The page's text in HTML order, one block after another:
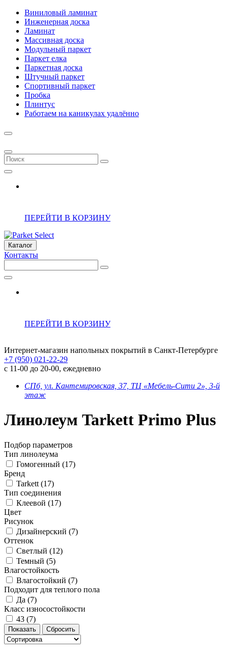
Виниловый ламинат
Инженерная доска
Ламинат
Массивная доска
Модульный паркет
Паркет елка
Паркетная доска
Штучный паркет
Спортивный паркет
Пробка
Плинтус
Работаем на каникулах удалённо
ПЕРЕЙТИ В КОРЗИНУ
Каталог
Контакты
ПЕРЕЙТИ В КОРЗИНУ
Интернет-магазин напольных покрытий в Санкт-Петербурге
+7 (950) 021-22-29
с 11-00 до 20-00, ежедневно
СПб, ул. Кантемировская, 37, ТЦ «Мебель-Сити 2», 3-й
этаж
Линолеум Tarkett Primo Plus
Подбор параметров
Тип линолеума
Гомогенный (17)
Бренд
Tarkett (17)
Тип соединения
Клеевой (17)
Цвет
Рисунок
Дизайнерский (7)
Оттенок
Светлый (12)
Темный (5)
Влагостойкость
Влагостойкий (7)
Подходит для теплого пола
Да (7)
Класс износостойкости
43 (7)